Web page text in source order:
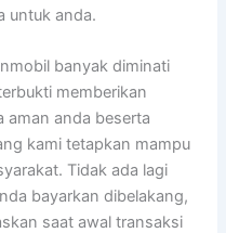
untuk anda.
banyak diminati
memberikan
aman anda beserta
kami tetapkan mampu
Tidak ada lagi
bayarkan dibelakang,
saat awal transaksi